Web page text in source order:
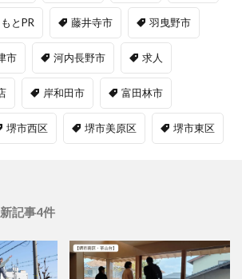
とPR 藤井寺市 羽曳野市
市 河内長野市 求人
岸和田市 富田林市
堺市西区 堺市美原区 堺市東区
記事4件